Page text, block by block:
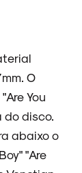
O
You
do disco.
abaixo o
"Are